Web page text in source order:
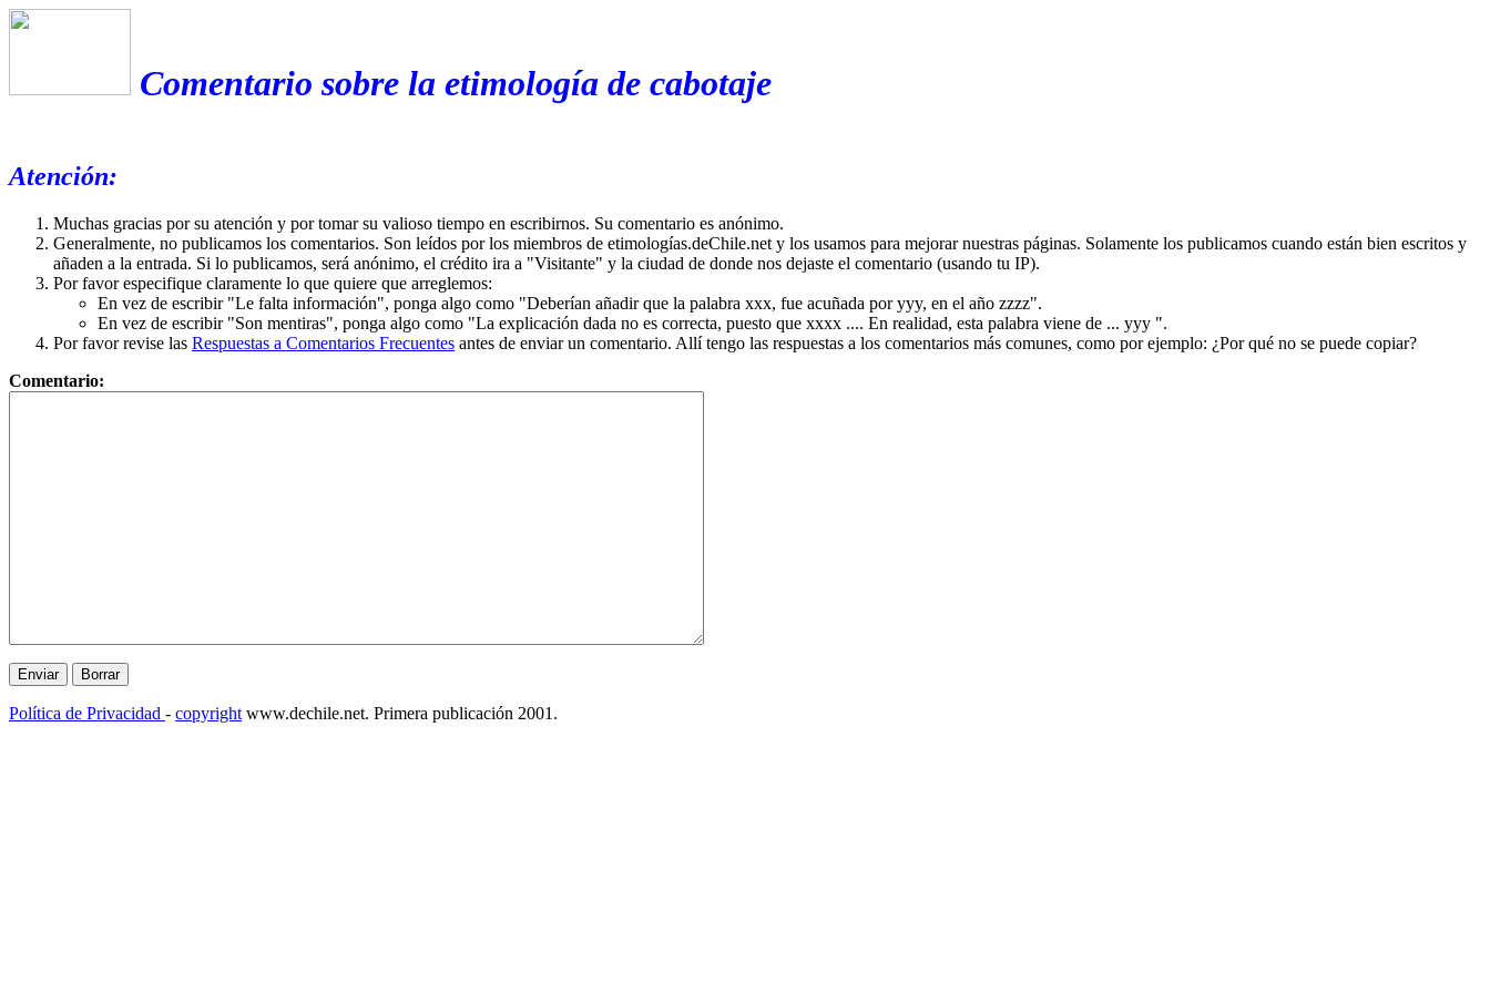
Comentario sobre la etimología de cabotaje
Atención:
Muchas gracias por su atención y por tomar su valioso tiempo en escribirnos. Su comentario es anónimo.
Generalmente, no publicamos los comentarios. Son leídos por los miembros de etimologías.deChile.net y los usamos para mejorar nuestras páginas. Solamente los publicamos cuando están bien escritos y
añaden a la entrada. Si lo publicamos, será anónimo, el crédito ira a "Visitante" y la ciudad de donde nos dejaste el comentario (usando tu IP).
Por favor especifique claramente lo que quiere que arreglemos:
En vez de escribir "Le falta información", ponga algo como "Deberían añadir que la palabra xxx, fue acuñada por yyy, en el año zzzz".
En vez de escribir "Son mentiras", ponga algo como "La explicación dada no es correcta, puesto que xxxx .... En realidad, esta palabra viene de ... yyy ".
Por favor revise las Respuestas a Comentarios Frecuentes antes de enviar un comentario. Allí tengo las respuestas a los comentarios más comunes, como por ejemplo: ¿Por qué no se puede copiar?
Comentario:
Política de Privacidad - copyright www.dechile.net. Primera publicación 2001.